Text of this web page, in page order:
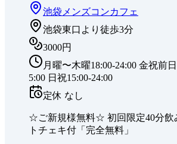
池袋 メンズコンカフェ
池袋東口より徒歩3分
3000円
月曜〜木曜18:00-24:00 金祝前
5:00 日祝15:00-24:00
定休 なし
☆ご新規様無料☆ 初回限定40分飲
トチェキ付「完全無料」